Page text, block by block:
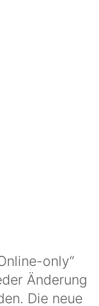
only“
Änderung
Die neue